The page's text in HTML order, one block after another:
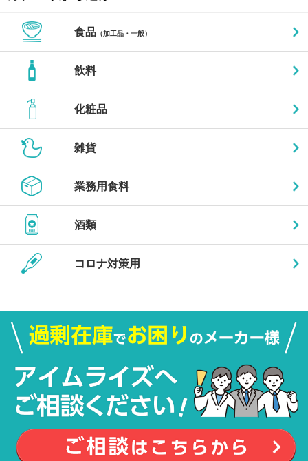
食品（加工品・一般）
飲料
化粧品
雑貨
業務用食料
酒類
コロナ対策用